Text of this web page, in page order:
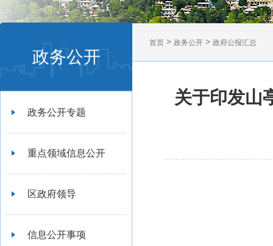
政务公开
政务公开专题
重点领域信息公开
区政府领导
信息公开事项
首页 > 政务公开 > 政府公报汇总
关于印发山